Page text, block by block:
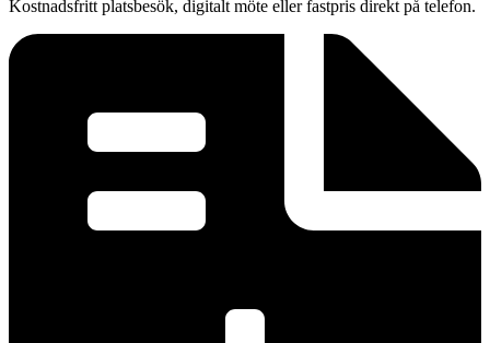
Kostnadsfritt platsbesök, digitalt möte eller fastpris direkt på telefon.